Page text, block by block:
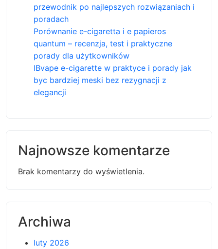
przewodnik po najlepszych rozwiązaniach i
poradach
Porównanie e-cigaretta i e papieros
quantum – recenzja, test i praktyczne
porady dla użytkowników
IBvape e-cigarette w praktyce i porady jak
byc bardziej meski bez rezygnacji z
elegancji
Najnowsze komentarze
Brak komentarzy do wyświetlenia.
Archiwa
luty 2026